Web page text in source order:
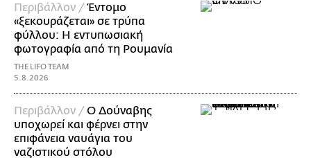
Περιβάλλον /Έντομο
«ξεκουράζεται» σε τρύπα
φύλλου: Η εντυπωσιακή
φωτογραφία από τη Ρουμανία
THE LIFO TEAM
5.8.2026
Περιβάλλον /Ο Δούναβης
υποχωρεί και φέρνει στην
επιφάνεια ναυάγια του
ναζιστικού στόλου